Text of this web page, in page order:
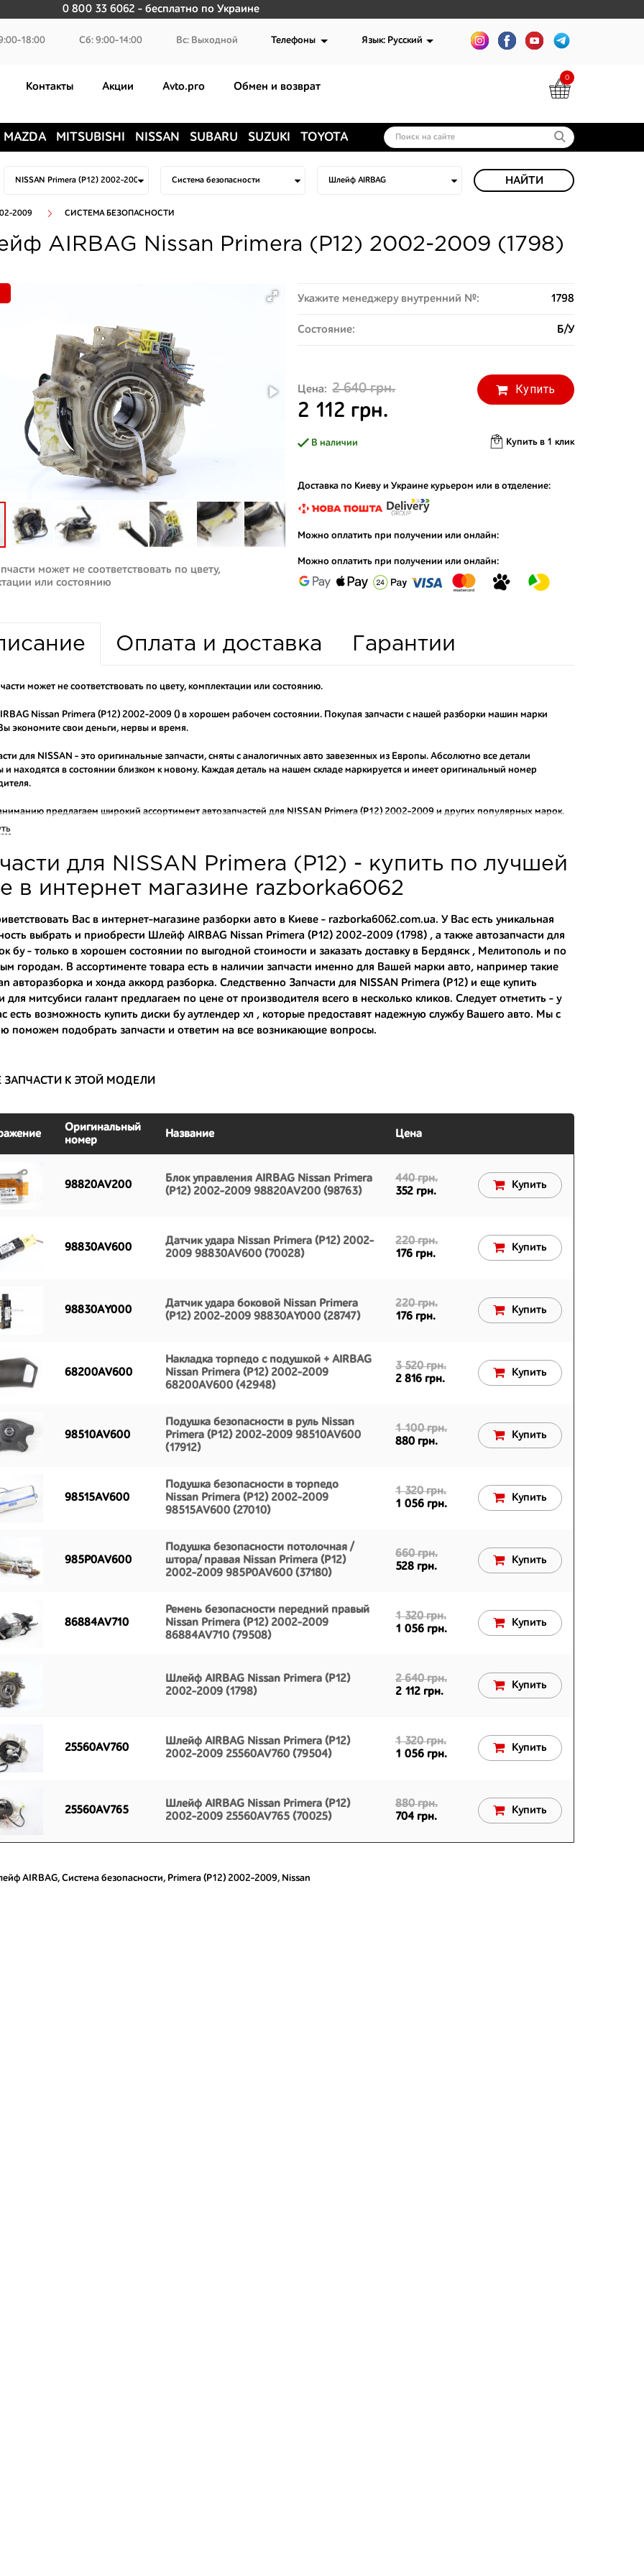
0 800 33 6062 - бесплатно по Украине
0
18:00 Сб: 9:00-14:00 Вс: Выходной Телефоны Язык: Русский
Контакты Акции Avto.pro Обмен и возврат
MAZDA MITSUBISHI NISSAN SUBARU SUZUKI TOYOTA
НАЙТИ
2009 СИСТЕМА БЕЗОПАСНОСТИ
AIRBAG Nissan Primera (P12) 2002-2009 (1798)
может не соответствовать по цвету,
или состоянию
Укажите менеджеру внутренний №: 1798
Состояние: Б/У
Цена: 2 640 грн.
2 112 грн.
Купить
В наличии Купить в 1 клик
Доставка по Киеву и Украине курьером или в отделение:
Можно оплатить при получении или онлайн:
Можно оплатить при получении или онлайн:
Оплата и доставка Гарантии
может не соответствовать по цвету, комплектации или состоянию.
Nissan Primera (P12) 2002-2009 () в хорошем рабочем состоянии. Покупая запчасти с нашей разборки машин марки
экономите свои деньги, нервы и время.
для NISSAN - это оригинальные запчасти, сняты с аналогичных авто завезенных из Европы. Абсолютно все детали
и находятся в состоянии близком к новому. Каждая деталь на нашем складе маркируется и имеет оригинальный номер
предлагаем широкий ассортимент автозапчастей для NISSAN Primera (P12) 2002-2009 и других популярных марок.
оригинальные и высококачественные запчасти, отказываясь от контрафактных аналогов.
оптовые клиенты рекомендуют именно нашу разборку как надежного и проверенного продавца. Если вам требуется
оптовую партию деталей для японских автомобилей, то консультанты нашего интернет-магазина подберут вам товар и
партию. Также мы поможем с правильным выбором по каталогу автозапчастей.
по цене;
с автомобилей, которые ездили по превосходным европейским и японским дорогам;
запас прочности и невыробатанный ресурс, и долго прослужат вам.
для NISSAN Primera (P12) - купить по лучшей
в интернет магазине razborka6062
Вас в интернет-магазине разборки авто в Киеве - razborka6062.com.ua. У Вас есть уникальная
выбрать и приобрести Шлейф AIRBAG Nissan Primera (P12) 2002-2009 (1798) , а также автозапчасти для
бу- только в хорошем состоянии по выгодной стоимости и заказать доставку в Бердянск , Мелитополь и по
городам. В ассортименте товара есть в наличии запчасти именно для Вашей марки авто, например такие
авторазборка и хонда аккорд разборка. Следственно Запчасти для NISSAN Primera (P12) и еще купить
для митсубиси галант предлагаем по цене от производителя всего в несколько кликов. Следует отметить - у
есть возможность купить диски бу аутлендер хл , которые предоставят надежную службу Вашего авто. Мы с
поможем подобрать запчасти и ответим на все возникающие вопросы.
ЗАПЧАСТИ К ЭТОЙ МОДЕЛИ
Оригинальный
номер
Название Цена
98820AV200
Блок управления AIRBAG Nissan Primera
(P12) 2002-2009 98820AV200 (98763)
440 грн.
352 грн.
Купить
98830AV600
Датчик удара Nissan Primera (P12) 2002-
2009 98830AV600 (70028)
220 грн.
176 грн.
Купить
98830AY000
Датчик удара боковой Nissan Primera
(P12) 2002-2009 98830AY000 (28747)
220 грн.
176 грн.
Купить
68200AV600
Накладка торпедо с подушкой + AIRBAG
Nissan Primera (P12) 2002-2009
68200AV600 (42948)
3 520 грн.
2 816 грн.
Купить
98510AV600
Подушка безопасности в руль Nissan
Primera (P12) 2002-2009 98510AV600
(17912)
1 100 грн.
880 грн.
Купить
98515AV600
Подушка безопасности в торпедо
Nissan Primera (P12) 2002-2009
98515AV600 (27010)
1 320 грн.
1 056 грн.
Купить
985P0AV600
Подушка безопасности потолочная /
штора/ правая Nissan Primera (P12)
2002-2009 985P0AV600 (37180)
660 грн.
528 грн.
Купить
86884AV710
Ремень безопасности передний правый
Nissan Primera (P12) 2002-2009
86884AV710 (79508)
1 320 грн.
1 056 грн.
Купить
Шлейф AIRBAG Nissan Primera (P12)
2002-2009 (1798)
2 640 грн.
2 112 грн.
Купить
25560AV760
Шлейф AIRBAG Nissan Primera (P12)
2002-2009 25560AV760 (79504)
1 320 грн.
1 056 грн.
Купить
25560AV765
Шлейф AIRBAG Nissan Primera (P12)
2002-2009 25560AV765 (70025)
880 грн.
704 грн.
Купить
AIRBAG, Система безопасности, Primera (P12) 2002-2009, Nissan